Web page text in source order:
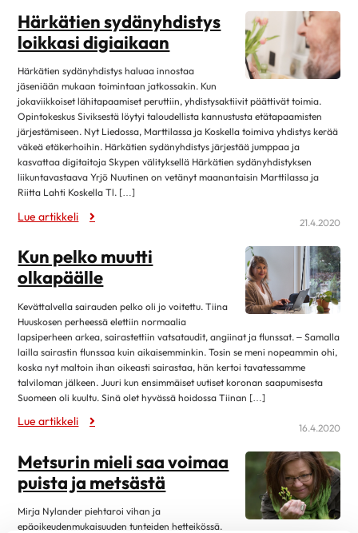
Ruokaohjeita
Terveellinen syöminen
Sydän.fi
Ajankohtaista
Sydän2020
Sydänsairaudet
Eteisvärinä
Kohonnut verenpaine
Läppäviat
Muut rytmihäiriöt
Sepelvaltimotauti
Sydämen vajaatoiminta
Sydänlihaksen ja läppien tulehdukset
Sydänsairauksien oireet ja vaaratekijät
Sydänsairauksien tutkimukset
Synnynnäiset sydänviat
Tahdistinhoito
Terveys & Hyvinvointi
Alkoholi
huhtikuu 2024 8
maaliskuu 2024 8
helmikuu 2024 5
tammikuu 2024
joulukuu 2023
marraskuu 2023
lokakuu 2023
syyskuu 2023
elokuu 2023
toukokuu 2023 4
huhtikuu 2023 3
maaliskuu 2023 9
helmikuu 2023 3
tammikuu 2023
marraskuu 2022
lokakuu 2022
elokuu 2022 12
kesäkuu 2022 1
toukokuu 2022 2
Härkätien sydänyhdistys
loikkasi digiaikaan
Härkätien sydänyhdistys haluaa innostaa
jäseniään mukaan toimintaan jatkossakin. Kun
jokaviikkoiset lähitapaamiset peruttiin, yhdistysaktiivit päättivät toimia.
Opintokeskus Siviksestä löytyi taloudellista kannustusta etätapaamisten
järjestämiseen. Nyt Liedossa, Marttilassa ja Koskella toimiva yhdistys kerää
väkeä etäkerhoihin. Härkätien sydänyhdistys järjestää jumppaa ja
kasvattaa digitaitoja Skypen välityksellä Härkätien sydänyhdistyksen
liikuntavastaava Yrjö Nuutinen on vetänyt maanantaisin Marttilassa ja
Riitta Lahti Koskella Tl. […]
Lue artikkeli 21.4.2020
Kun pelko muutti
olkapäälle
Kevättalvella sairauden pelko oli jo voitettu. Tiina
Huuskosen perheessä elettiin normaalia
lapsiperheen arkea, sairastettiin vatsataudit, angiinat ja flunssat. – Samalla
lailla sairastin flunssaa kuin aikaisemminkin. Tosin se meni nopeammin ohi,
koska nyt maltoin ihan oikeasti sairastaa, hän kertoi tavatessamme
talviloman jälkeen. Juuri kun ensimmäiset uutiset koronan saapumisesta
Suomeen oli kuultu. Sinä olet hyvässä hoidossa Tiinan […]
Lue artikkeli 16.4.2020
Metsurin mieli saa voimaa
puista ja metsästä
Mirja Nylander piehtaroi vihan ja
epäoikeudenmukaisuuden tunteiden hetteikössä.